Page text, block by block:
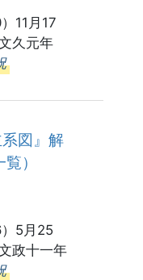
11月17
久元年
系図』解
）
）5月25
政十一年